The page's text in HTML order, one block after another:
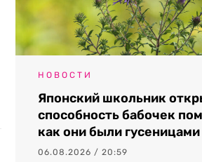
НОВОСТИ
Японский школьник
способность бабочек
как они были гусеницами
06.08.2026 / 20:59